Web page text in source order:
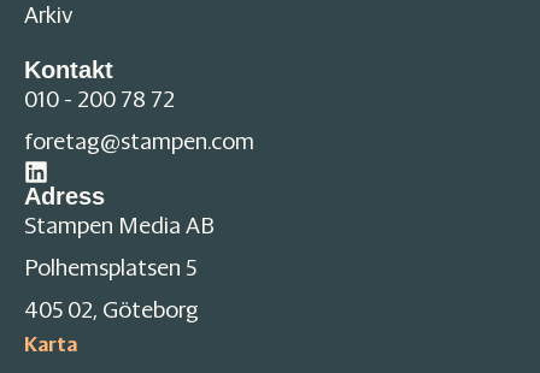
Arkiv
Kontakt
010 - 200 78 72
foretag@stampen.com
Adress
Stampen Media AB
Polhemsplatsen 5
405 02, Göteborg
Karta